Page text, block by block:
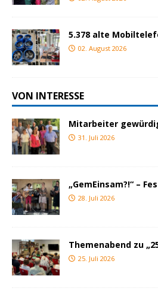
5.378 alte
02. August 2026
VON INTERESSE
Mitarbeiter
31. Juli 2026
„GemEinsam?!“ –
28. Juli 2026
Themenabend zu
25. Juli 2026